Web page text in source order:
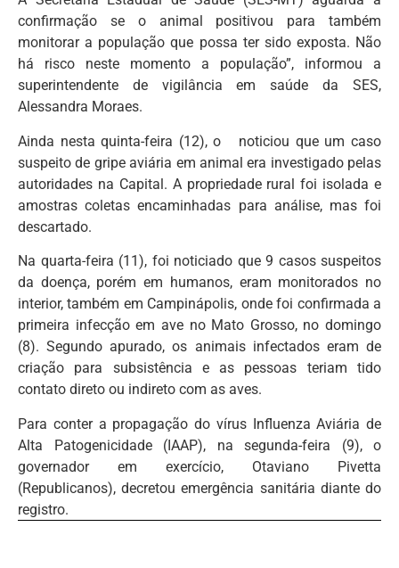
confirmação se o animal positivou para também
monitorar a população que possa ter sido exposta. Não
há risco neste momento a população”, informou a
superintendente de vigilância em saúde da SES,
Alessandra Moraes.
Ainda nesta quinta-feira (12), o noticiou que um caso
suspeito de gripe aviária em animal era investigado pelas
autoridades na Capital. A propriedade rural foi isolada e
amostras coletas encaminhadas para análise, mas foi
descartado.
Na quarta-feira (11), foi noticiado que 9 casos suspeitos
da doença, porém em humanos, eram monitorados no
interior, também em Campinápolis, onde foi confirmada a
primeira infecção em ave no Mato Grosso, no domingo
(8). Segundo apurado, os animais infectados eram de
criação para subsistência e as pessoas teriam tido
contato direto ou indireto com as aves.
Para conter a propagação do vírus Influenza Aviária de
Alta Patogenicidade (IAAP), na segunda-feira (9), o
governador em exercício, Otaviano Pivetta
(Republicanos), decretou emergência sanitária diante do
registro.